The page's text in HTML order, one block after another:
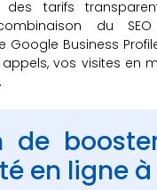
des tarifs
du
Google Business
vos visites en
de
en ligne à